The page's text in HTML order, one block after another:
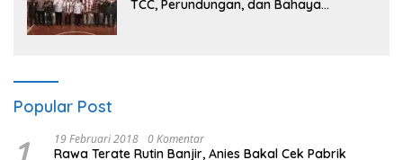
TCC, Perundungan, dan Bahaya
Popular Post
19 Februari 2018 0 Komentar
Rawa Terate Rutin Banjir, Anies Bakal Cek Pabrik